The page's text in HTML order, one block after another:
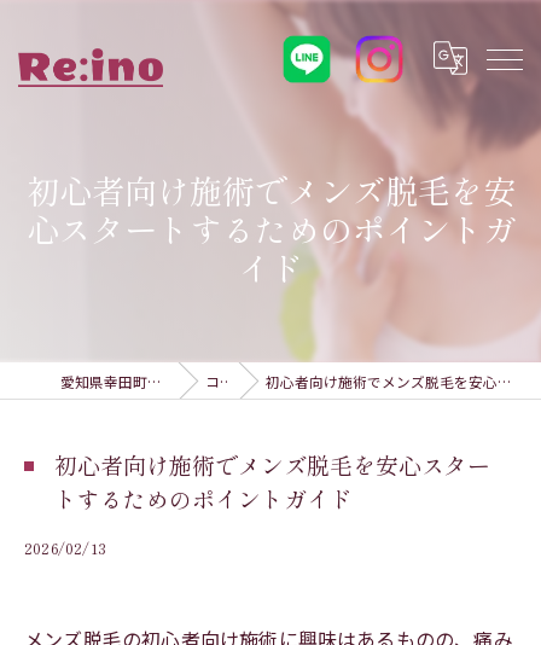
初心者向け施術でメンズ脱毛を安
心スタートするためのポイントガ
イド
愛知県幸田町の脱毛ならRe:ino コラム 初心者向け施術でメンズ脱毛を安心スタートするためのポイントガイド
初心者向け施術でメンズ脱毛を安心スター
トするためのポイントガイド
2026/02/13
メンズ脱毛の初心者向け施術に興味はあるものの、痛み